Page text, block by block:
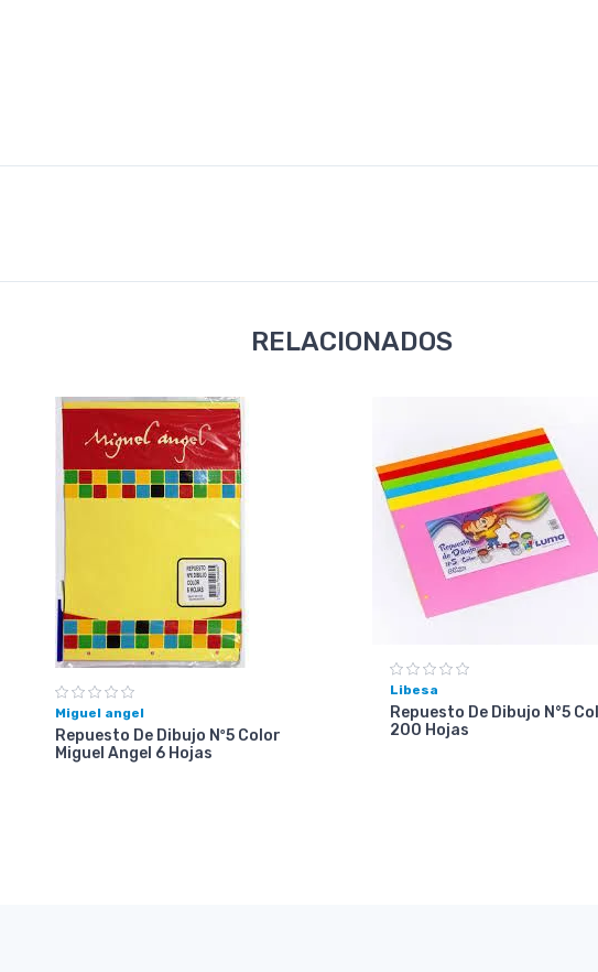
RELACIONADOS
Miguel angel
Repuesto De Dibujo Nº5 Color
Miguel Angel 6 Hojas
Libesa
Repuesto De Dibujo N°5
200 Hojas